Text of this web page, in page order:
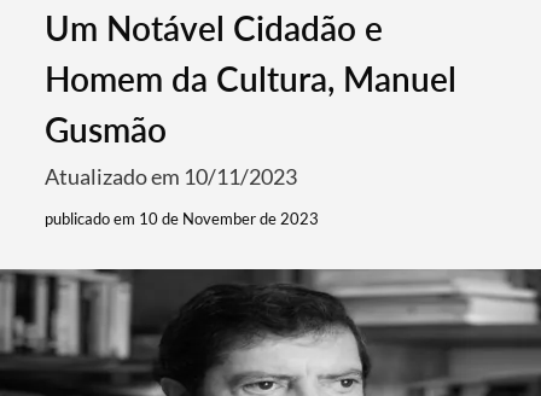
Um Notável Cidadão e
Homem da Cultura, Manuel
Gusmão
Atualizado em 10/11/2023
publicado em 10 de November de 2023